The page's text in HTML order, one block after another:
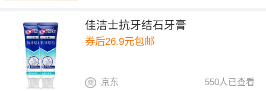
佳洁士抗牙结石牙膏
券后26.9元包邮
550人已查看
京东